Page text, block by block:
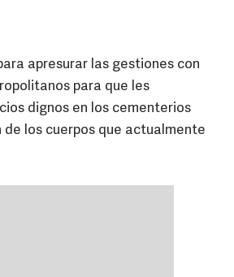
apresurar las gestiones con
para que les
dignos en los cementerios
de los cuerpos que actualmente